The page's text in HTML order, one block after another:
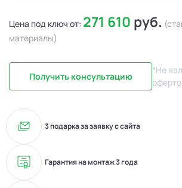
Цена под ключ от: 271 610 руб.
материалы)
Получить консультацию
*Не
3 подарка за заявку с сайта
Гарантия на монтаж 3 года